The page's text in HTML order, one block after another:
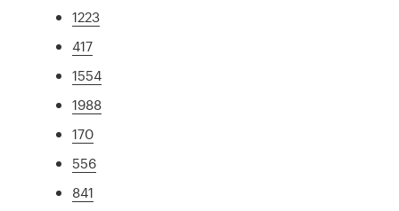
1223
417
1554
1988
170
556
841